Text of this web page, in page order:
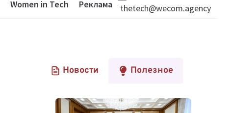
Women in Tech Реклама thetech@wecom.agency
Новости Полезное